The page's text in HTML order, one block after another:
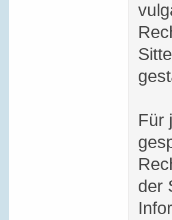
Für
der